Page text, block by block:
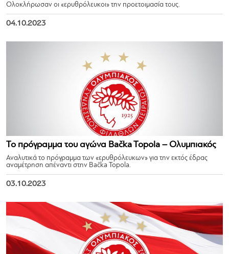
Ολοκλήρωσαν οι «ερυθρόλευκοι» την προετοιμασία τους.
04.10.2023
Το πρόγραμμα του αγώνα Bačka Topola – Ολυμπιακός
Αναλυτικά το πρόγραμμα των «ερυθρόλευκων» για την εκτός έδρας
αναμέτρηση απέναντι στην Bačka Topola.
03.10.2023